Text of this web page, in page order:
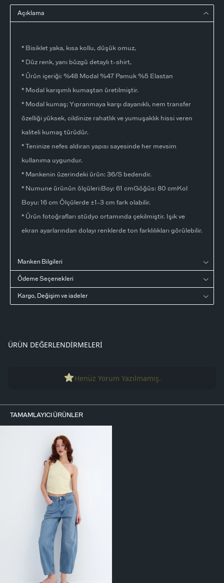
Açıklama
* Bisiklet yaka, kısa kollu, düşük omuz,
* Düz renk, yanı büzgü detaylı t-shirt,
* Ürün içeriği: %48 Modal %47 Pamuk %5 Elastan
* Modal karışımlı kumaştan üretilmiştir.
* Modal kumaş; Yıpranmaya karşı dayanıklı, nem transfer
özelliği yüksek, cildinize rahatlık ve yumuşaklık hissi veren
kaliteli kumaş türüdür.
* Teninize nefes aldıran yapısı sayesinde her mevsim
kullanıma uygundur.
* Mankenin üzerindeki ürün: 36/S bedendir.
* Numune ürünün ölçüleri:Boy: 61 cmGöğüs: 80 cmKol
Boyu: 16 cm Ölçülerde ±1-3 cm fark olabilir.
* Ürün fotoğrafları stüdyo ortamında çekilmiştir. Işık ve
ekran ayarlarından dolayı renklerde ton farklılıkları görülebilir.
Manken Bilgileri
Ödeme Seçenekleri
Kargo, Değişim ve iadeler
ÜRÜN DEĞERLENDIRMELERI
Henüz Yorum Yazılmamış.
TAMAMLAYICI ÜRÜNLER